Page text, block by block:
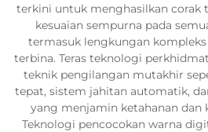
terkini untuk menghasilkan corak
kesuaian sempurna pada
termasuk lengkungan
terbina. Teras teknologi
teknik pengilangan mutakhir
tepat, sistem jahitan automatik,
yang menjamin ketahanan dan
Teknologi pencocokan warna